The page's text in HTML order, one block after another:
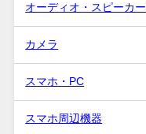
オーディオ・スピーカー
カメラ
スマホ・PC
スマホ周辺機器